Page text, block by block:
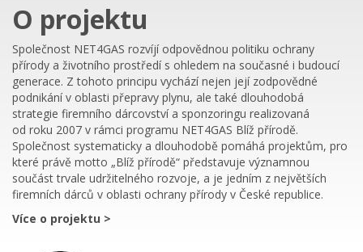
O projektu
Společnost NET4GAS rozvíjí odpovědnou politiku ochrany
přírody a životního prostředí s ohledem na současné i budoucí
generace. Z tohoto principu vychází nejen její zodpovědné
podnikání v oblasti přepravy plynu, ale také dlouhodobá
strategie firemního dárcovství a sponzoringu realizovaná
od roku 2007 v rámci programu NET4GAS Blíž přírodě.
Společnost systematicky a dlouhodobě pomáhá projektům, pro
které právě motto „Blíž přírodě“ představuje významnou
součást trvale udržitelného rozvoje, a je jedním z největších
firemních dárců v oblasti ochrany přírody v České republice.
Více o projektu >